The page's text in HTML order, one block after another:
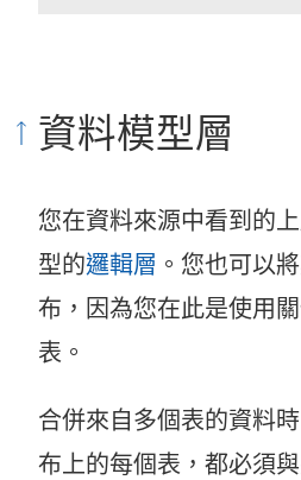
資料模型層
您在資料來源中看到的
型的邏輯層 。您也可以
布，因為您在此是使用
表。
合併來自多個表的資料
布上的每個表，都必須